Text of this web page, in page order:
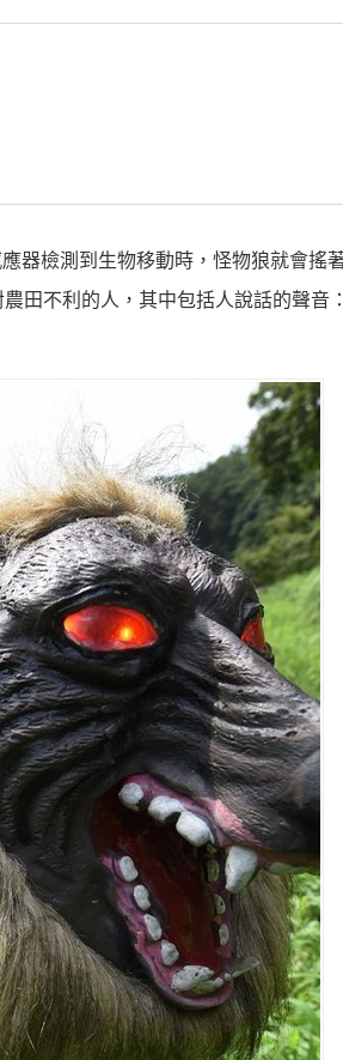
器檢測到生物移動時，怪物狼就會搖
田不利的人，其中包括人說話的聲音